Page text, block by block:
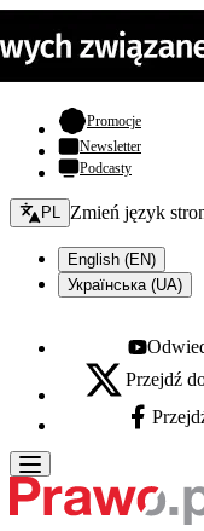
Promocje- otwiera
Newsletter
Podcasty
Zmień język - bieżący:
PL Zmień język
English (EN)
Українська (UA)
Youtube -
X - otwiera się w
Przejdź
Facebook -